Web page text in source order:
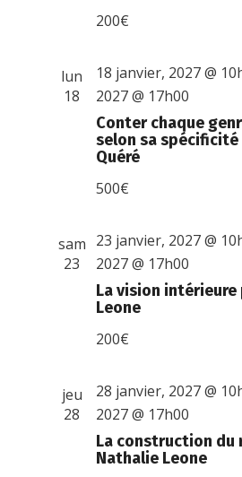
200€
lun
18
Conter chaque
selon sa spécificité
Quéré
18 janvier, 2027 @
2027 @ 17h00
500€
sam
23
La vision
Leone
23 janvier, 2027 @
2027 @ 17h00
200€
jeu
28
La construction du
Nathalie Leone
28 janvier, 2027 @
2027 @ 17h00